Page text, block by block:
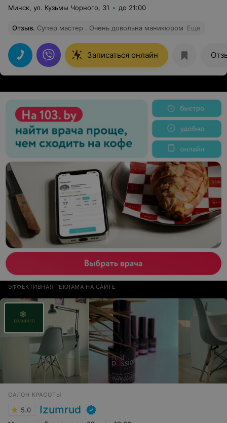
Минск, ул. Кузьмы Чорного, 31 до 21:00
Отзыв. Супер мастер . Очень довольна маникюром Еще
Записаться онлайн
ЭФФЕКТИВНАЯ РЕКЛАМА НА САЙТЕ
САЛОН КРАСОТЫ
5.0 Izumrud